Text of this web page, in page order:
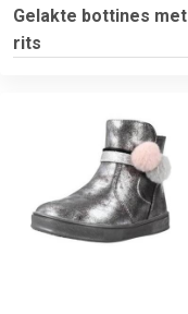
Gelakte bottines met
rits